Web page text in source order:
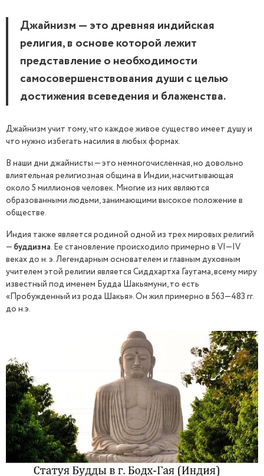
Джайнизм — это древняя индийская
религия, в основе которой лежит
представление о необходимости
самосовершенствования души с целью
достижения всеведения и блаженства.
Джайнизм учит тому, что каждое живое существо имеет душу и
что нужно избегать насилия в любых формах.
В наши дни джайнисты — это немногочисленная, но довольно
влиятельная религиозная община в Индии, насчитывающая
около 5 миллионов человек. Многие из них являются
образованными людьми, занимающими высокое положение в
обществе.
Индия также является родиной одной из трех мировых религий
— буддизма. Ее становление происходило примерно в VI—IV
веках до н. э. Легендарным основателем и главным духовным
учителем этой религии является Сиддхартха Гаутама, всему миру
известный под именем Будда Шакьямуни, то есть
«Пробужденный из рода Шакья». Он жил примерно в 563—483 гг.
до н.э.